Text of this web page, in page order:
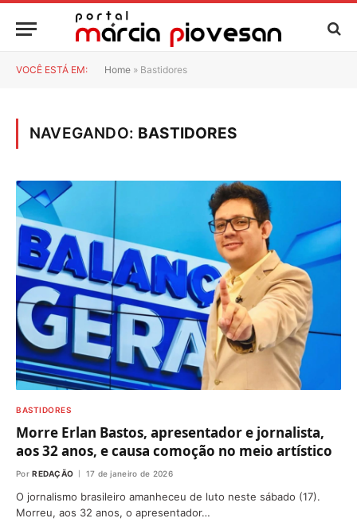
VOCÊ ESTÁ EM: Home » Bastidores
NAVEGANDO: BASTIDORES
BASTIDORES
Morre Erlan Bastos, apresentador e jornalista,
aos 32 anos, e causa comoção no meio artístico
Por REDAÇÃO 17 de janeiro de 2026
O jornalismo brasileiro amanheceu de luto neste sábado (17).
Morreu, aos 32 anos, o apresentador…